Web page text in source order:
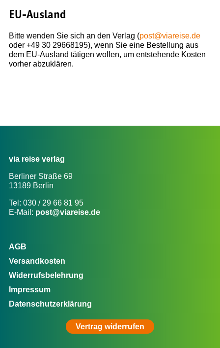
Süddeutschland
Europa
Polen
Spanien
Jobs
Kontakt
News
Tipps zum nachhaltigen Reisen
EU-Ausland
Bitte wenden Sie sich an den Verlag (post@viareise.de
oder +49 30 29668195), wenn Sie eine Bestellung aus
dem EU-Ausland tätigen wollen, um entstehende Kosten
vorher abzuklären.
via reise verlag
Berliner Straße 69
13189 Berlin
Tel: 030 / 29 66 81 95
E-Mail: post@viareise.de
AGB
Versandkosten
Widerrufsbelehrung
Impressum
Datenschutzerklärung
Vertrag widerrufen